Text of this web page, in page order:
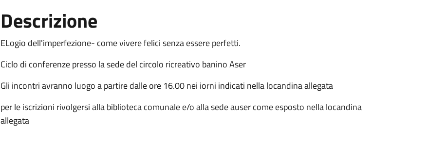
Descrizione
ELogio dell'imperfezione- come vivere felici senza essere perfetti.
Ciclo di conferenze presso la sede del circolo ricreativo banino Aser
Gli incontri avranno luogo a partire dalle ore 16.00 nei iorni indicati nella locandina allegata
per le iscrizioni rivolgersi alla biblioteca comunale e/o alla sede auser come esposto nella locandina
allegata